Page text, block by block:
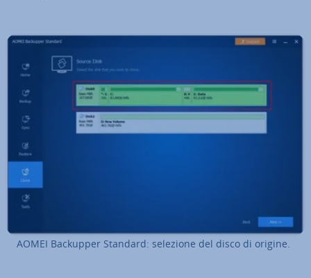
AOMEI Backupper Standard: selezione del disco di origine.